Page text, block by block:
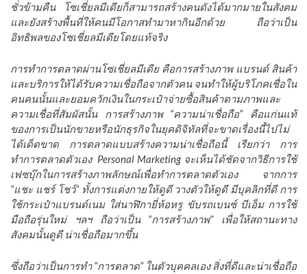
ชั่วข้ามคืน โซเชี่ยลมีเดียก็สามารถสร้างคนดังได้มากมายในสังคม
และยังสร้างพื้นที่ให้คนมีโอกาสทำมาหากินอีกด้วย ถือว่าเป็น
อิทธิพลของโซเชี่ยลมีเดียโดยแท้จริง
การทำการตลาดผ่านโซเชี่ยลมีเดีย คือการสร้างภาพ แบรนด์ สินค้า
และบริการให้ได้รับความเชื่อถือจากตัวคน จนทำให้ผู้บริโภคเชื่อใน
คนคนนั้นและยอมควักเงินในกระเป๋าจ่ายซื้อสินค้าตามภาพและ
ความเชื่อที่สัมผัสนั้น การสร้างภาพ “ความน่าเชื่อถือ” คือแก่นแท้
ของการเป็นนักขายหรือนักธุรกิจในยุคดิจิทัลที่จะขาดเรื่องนี้ไปไม่
ได้เด็ดขาด การตลาดแบบสร้างความน่าเชื่อถือนี้ เรียกว่า การ
ทำการตลาดตัวเอง Personal Marketing จะเห็นได้ชัดจากวิธีการใช้
เฟซบุ๊กในการสร้างภาพลักษณ์เพื่อทำการตลาดตัวเอง จากการ
“แชะ แชร์ โชว์” ทั้งการแต่งกายให้ดูดี วางตัวให้ดูดี มีบุคลิกที่ดี การ
ใช้กระเป๋าแบรนด์เนม ใส่นาฬิกายี่ห้อหรู ขับรถเบนซ์ บีเอ็ม การใช้
มือถือรุ่นใหม่ ฯลฯ ถือว่าเป็น “การสร้างภาพ” เพื่อให้สถานะทาง
สังคมนั้นดูดี น่าเชื่อถือมากขึ้น
ซึ่งถือว่าเป็นการทำ “การตลาด” ในตัวบุคคลเอง สิ่งที่ดีและน่าเชื่อถือ